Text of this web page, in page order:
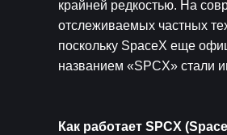
крайней редкостью. На
отслеживаемых частных
поскольку SpaceX еще
названием «SPCX» стали
Как работает SPCX